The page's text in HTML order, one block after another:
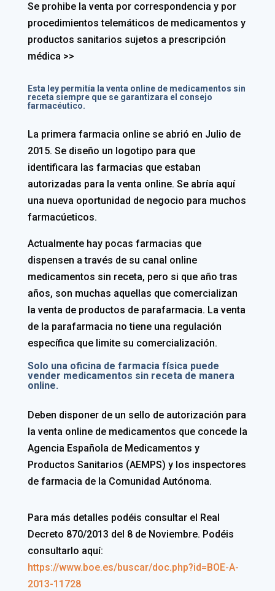
Se prohibe la venta por correspondencia y por
procedimientos telemáticos de medicamentos y
productos sanitarios sujetos a prescripción
médica >>
Esta ley permitía la venta online de medicamentos sin
receta siempre que se garantizara el consejo
farmacéutico.
La primera farmacia online se abrió en Julio de
2015. Se diseño un logotipo para que
identificara las farmacias que estaban
autorizadas para la venta online. Se abría aquí
una nueva oportunidad de negocio para muchos
farmacúeticos.
Actualmente hay pocas farmacias que
dispensen a través de su canal online
medicamentos sin receta, pero si que año tras
años, son muchas aquellas que comercializan
la venta de productos de parafarmacia. La venta
de la parafarmacia no tiene una regulación
específica que limite su comercialización.
Solo una oficina de farmacia física puede
vender medicamentos sin receta de manera
online.
Deben disponer de un sello de autorización para
la venta online de medicamentos que concede la
Agencia Española de Medicamentos y
Productos Sanitarios (AEMPS) y los inspectores
de farmacia de la Comunidad Autónoma.
Para más detalles podéis consultar el Real
Decreto 870/2013 del 8 de Noviembre. Podéis
consultarlo aquí:
https://www.boe.es/buscar/doc.php?id=BOE-A-
2013-11728